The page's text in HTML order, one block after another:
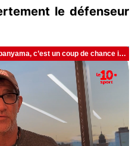
le défenseur